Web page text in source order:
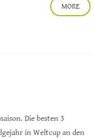
MORE
Die besten 3
in Weltcup an den